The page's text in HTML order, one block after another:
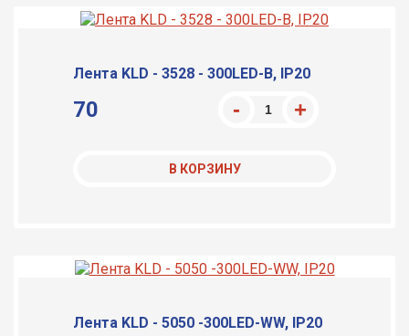
Лента KLD - 3528 - 300LED-B, IP20
70
В КОРЗИНУ
Лента KLD - 5050 -300LED-WW, IP20